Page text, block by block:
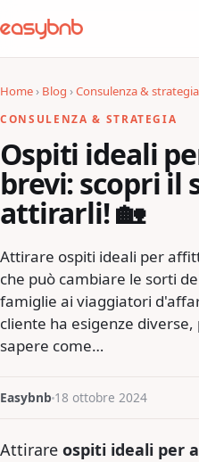
Home› Blog ›Consulenza & strategia
CONSULENZA & STRATEGIA
Ospiti ideali
brevi: scopri il
attirarli! 🏡
Attirare ospiti ideali per
che può cambiare le sorti
famiglie ai viaggiatori
cliente ha esigenze diverse,
sapere come…
Easybnb 18 ottobre 2024
Attirare ospiti ideali per